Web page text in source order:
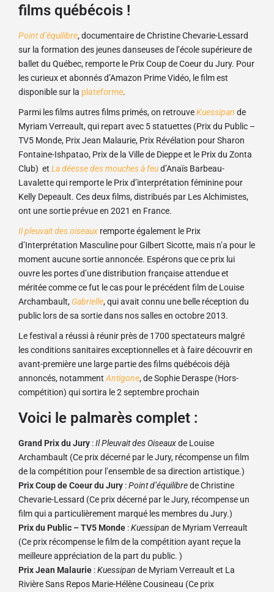
films québécois !
Point d’équilibre, documentaire de Christine Chevarie-Lessard
sur la formation des jeunes danseuses de l’école supérieure de
ballet du Québec, remporte le Prix Coup de Coeur du Jury. Pour
les curieux et abonnés d’Amazon Prime Vidéo, le film est
disponible sur la plateforme.
Parmi les films autres films primés, on retrouveKuessipan de
Myriam Verreault, qui repart avec 5 statuettes (Prix du Public –
TV5 Monde, Prix Jean Malaurie, Prix Révélation pour Sharon
Fontaine-Ishpatao, Prix de la Ville de Dieppe et le Prix du Zonta
Club) et La déesse des mouches à feud’Anaïs Barbeau-
Lavalette qui remporte le Prix d’interprétation féminine pour
Kelly Depeault. Ces deux films, distribués par Les Alchimistes,
ont une sortie prévue en 2021 en France.
Il pleuvait des oiseaux remporte également le Prix
d’Interprétation Masculine pour Gilbert Sicotte, mais n’a pour le
moment aucune sortie annoncée. Espérons que ce prix lui
ouvre les portes d’une distribution française attendue et
méritée comme ce fut le cas pour le précédent film de Louise
Archambault, Gabrielle, qui avait connu une belle réception du
public lors de sa sortie dans nos salles en octobre 2013.
Le festival a réussi à réunir près de 1700 spectateurs malgré
les conditions sanitaires exceptionnelles et à faire découvrir en
avant-première une large partie des films québécois déjà
annoncés, notamment Antigone, de Sophie Deraspe (Hors-
compétition) qui sortira le 2 septembre prochain
Voici le palmarès complet :
Grand Prix du Jury :Il Pleuvait des Oiseauxde Louise
Archambault (Ce prix décerné par le Jury, récompense un film
de la compétition pour l’ensemble de sa direction artistique.)
Prix Coup de Coeur du Jury :Point d’équilibrede Christine
Chevarie-Lessard (Ce prix décerné par le Jury, récompense un
film qui a particulièrement marqué les membres du Jury.)
Prix du Public – TV5 Monde :Kuessipan de Myriam Verreault
(Ce prix récompense le film de la compétition ayant reçue la
meilleure appréciation de la part du public. )
Prix Jean Malaurie :Kuessipan de Myriam Verreault et La
Rivière Sans Repos Marie-Hélène Cousineau (Ce prix